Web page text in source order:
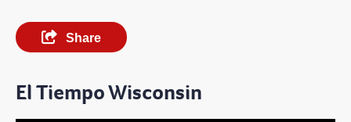
Share
El Tiempo Wisconsin